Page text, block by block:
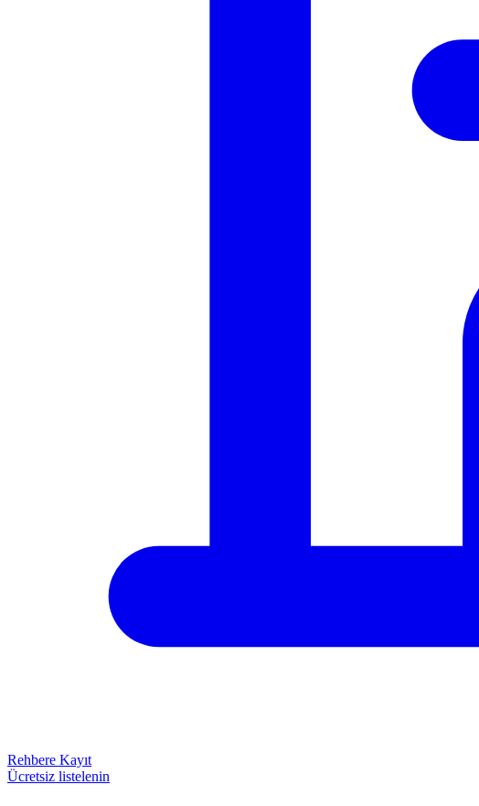
Rehbere Kayıt
Ücretsiz listelenin